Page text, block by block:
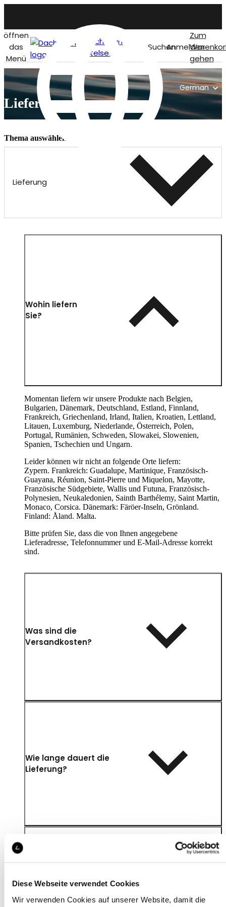
Diese Webseite verwendet Cookies
Wir verwenden Cookies auf unserer Website, damit die
German
öffnen
das
Menü
Dachstein
titelseite
SuchenAnmelden
Zum
gehen
Lieferung
Thema auswählen
Lieferung
Wohin liefern
Sie?
Momentan liefern wir unsere Produkte nach Belgien,
Bulgarien, Dänemark, Deutschland, Estland, Finnland,
Frankreich, Griechenland, Irland, Italien, Kroatien, Lettland,
Litauen, Luxemburg, Niederlande, Österreich, Polen,
Portugal, Rumänien, Schweden, Slowakei, Slowenien,
Spanien, Tschechien und Ungarn.
Leider können wir nicht an folgende Orte liefern:
Zypern. Frankreich: Guadalupe, Martinique, Französisch-
Guayana, Réunion, Saint-Pierre und Miquelon, Mayotte,
Französische Südgebiete, Wallis und Futuna, Französisch-
Polynesien, Neukaledonien, Sainth Barthélemy, Saint Martin,
Monaco, Corsica. Dänemark: Färöer-Inseln, Grönland.
Finland: Åland. Malta.
Bitte prüfen Sie, dass die von Ihnen angegebene
Lieferadresse, Telefonnummer und E-Mail-Adresse korrekt
sind.
Was sind die
Versandkosten?
Wie lange dauert die
Lieferung?
Bestellung geliefert?